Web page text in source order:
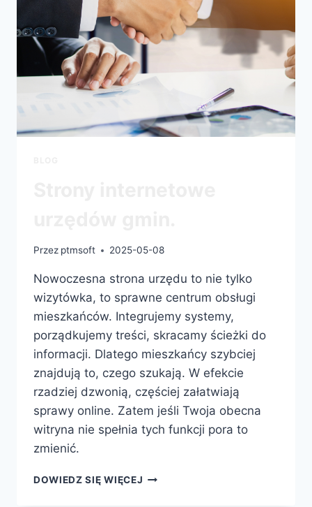
Przez ptmsoft 2025-05-08
Nowoczesna strona urzędu to nie tylko
wizytówka, to sprawne centrum obsługi
mieszkańców. Integrujemy systemy,
porządkujemy treści, skracamy ścieżki do
informacji. Dlatego mieszkańcy szybciej
znajdują to, czego szukają. W efekcie
rzadziej dzwonią, częściej załatwiają
sprawy online. Zatem jeśli Twoja obecna
witryna nie spełnia tych funkcji pora to
zmienić.
DOWIEDZ SIĘ WIĘCEJ